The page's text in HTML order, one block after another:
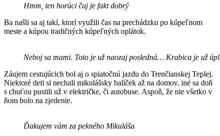
Hmm, ten horúci čaj je fakt dobrý
Ba našli sa aj takí, ktorí využili čas na prechádzku po kúpeľnom
meste a kúpou tradičných kúpeľných oplátok.
Neboj sa mami. Toto je už naozaj posledná… Krabica je už
Záujem cestujúcich bol aj o spiatočnú jazdu do Trenčianskej Teplej.
Niektoré deti si nechali mikulášsky balíček až na domov, iné sa doň
s chuťou pustili už v električke, či autobuse. Aspoň, že nie všetko v
ňom bolo na zjedenie.
Ďakujem vám za pekného Mikuláša